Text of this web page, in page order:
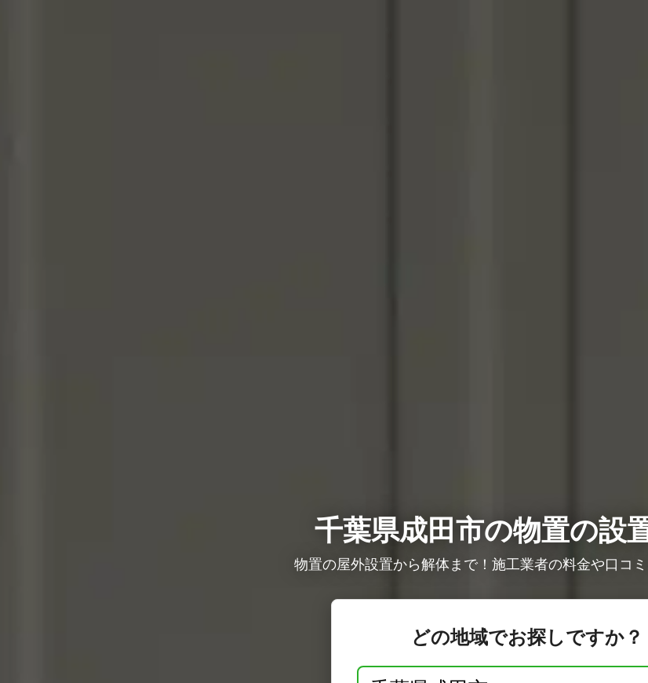
千葉県成田市の物置の設
物置の屋外設置から解体まで！施工業者の料金や口コ
どの地域でお探しですか？